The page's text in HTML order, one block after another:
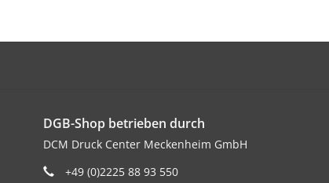
DGB-Shop betrieben durch
DCM Druck Center Meckenheim GmbH
+49 (0)2225 88 93 550